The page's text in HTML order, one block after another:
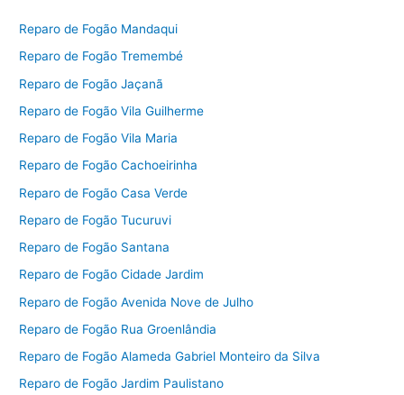
Reparo de Fogão Mandaqui
Reparo de Fogão Tremembé
Reparo de Fogão Jaçanã
Reparo de Fogão Vila Guilherme
Reparo de Fogão Vila Maria
Reparo de Fogão Cachoeirinha
Reparo de Fogão Casa Verde
Reparo de Fogão Tucuruvi
Reparo de Fogão Santana
Reparo de Fogão Cidade Jardim
Reparo de Fogão Avenida Nove de Julho
Reparo de Fogão Rua Groenlândia
Reparo de Fogão Alameda Gabriel Monteiro da Silva
Reparo de Fogão Jardim Paulistano